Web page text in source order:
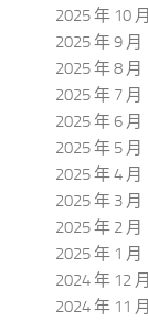
2025 年 10 月
2025 年 9 月
2025 年 8 月
2025 年 7 月
2025 年 6 月
2025 年 5 月
2025 年 4 月
2025 年 3 月
2025 年 2 月
2025 年 1 月
2024 年 12 月
2024 年 11 月